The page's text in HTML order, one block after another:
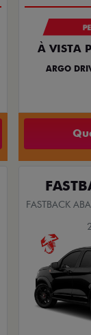
À VISTA
ARGO
FASTBACK